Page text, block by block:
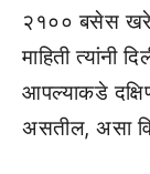
२१०० बसेस
माहिती त्यांनी
आपल्याकडे
असतील, असा